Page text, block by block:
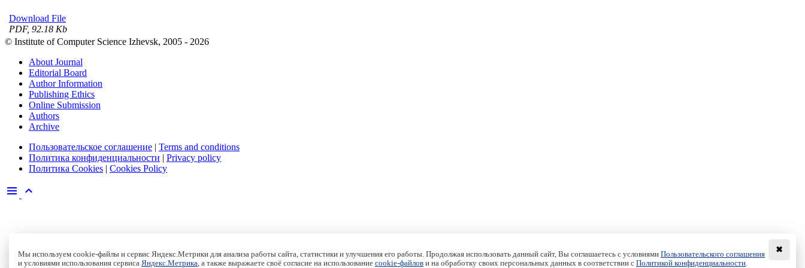
Download File
PDF, 92.18 Kb
© Institute of Computer Science Izhevsk, 2005 - 2026
About Journal
Editorial Board
Author Information
Publishing Ethics
Online Submission
Authors
Archive
Пользовательское соглашение | Terms and conditions
Политика конфиденциальности | Privacy policy
Политика Cookies | Cookies Policy
✖
Мы используем cookie-файлы и сервис Яндекс.Метрики для анализа работы сайта, статистики и улучшения его работы. Продолжая использовать данный сайт, Вы соглашаетесь с условиями Пользовательского соглашения
и условиями использования сервиса Яндекс.Метрика , а также выражаете своё согласие на использование cookie-файлов и на обработку своих персональных данных в соответствии с Политикой конфиденциальности